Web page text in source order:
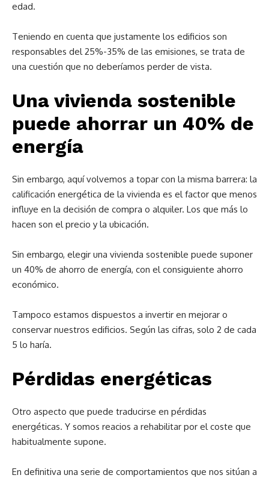
edad.
Teniendo en cuenta que justamente los edificios son
responsables del 25%-35% de las emisiones, se trata de
una cuestión que no deberíamos perder de vista.
Una vivienda sostenible
puede ahorrar un 40% de
energía
Sin embargo, aquí volvemos a topar con la misma barrera: la
calificación energética de la vivienda es el factor que menos
influye en la decisión de compra o alquiler. Los que más lo
hacen son el precio y la ubicación.
Sin embargo, elegir una vivienda sostenible puede suponer
un 40% de ahorro de energía, con el consiguiente ahorro
económico.
Tampoco estamos dispuestos a invertir en mejorar o
conservar nuestros edificios. Según las cifras, solo 2 de cada
5 lo haría.
Pérdidas energéticas
Otro aspecto que puede traducirse en pérdidas
energéticas. Y somos reacios a rehabilitar por el coste que
habitualmente supone.
En definitiva una serie de comportamientos que nos sitúan a